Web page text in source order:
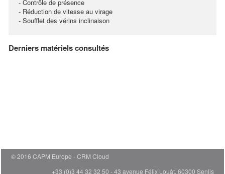
- Contrôle de présence
- Réduction de vitesse au virage
- Soufflet des vérins inclinaison
Derniers matériels consultés
© 2016 CAPM Europe
CRM Cloud
+33 (0)3 44 32 32 50 - 43 avenue Félix Louât, 60300 Senlis